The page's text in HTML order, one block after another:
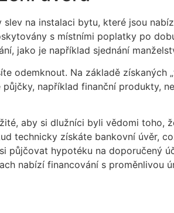
na instalaci bytu, které jsou
s místními poplatky po
jako je například sjednání
odemknout. Na základě získaných
například finanční produkty,
aby si dlužníci byli vědomi toho,
technicky získáte bankovní úvěr,
půjčovat hypotéku na doporučený
nabízí financování s proměnlivou